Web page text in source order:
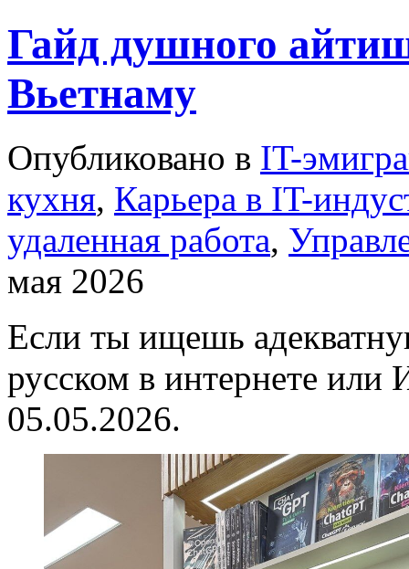
Гайд душного
Вьетнаму
Опубликовано в IT-
кухня, Карьера в IT-
удаленная работа,
мая 2026
Если ты ищешь
русском в интернете или
05.05.2026.